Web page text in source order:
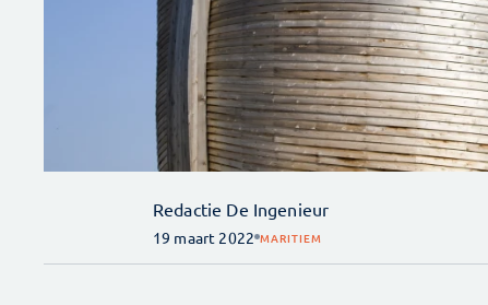
Redactie De Ingenieur
19 maart 2022 MARITIEM